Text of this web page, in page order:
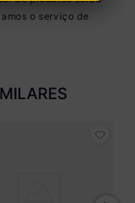
o serviço de